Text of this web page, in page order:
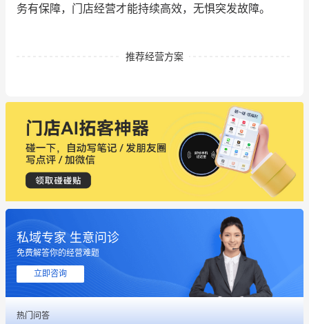
务有保障，门店经营才能持续高效，无惧突发故障。
推荐经营方案
私域专家 生意问诊
免费解答你的经营难题
立即咨询
热门问答
这个营销策划案例推荐大家看一下
用有赞就能在微信、小红书同时经营了